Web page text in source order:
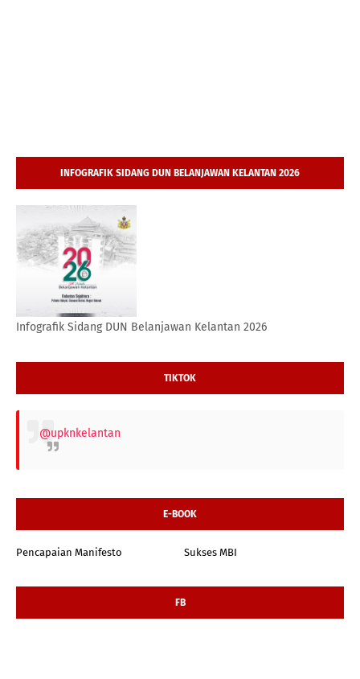
INFOGRAFIK SIDANG DUN BELANJAWAN KELANTAN 2026
Infografik Sidang DUN Belanjawan Kelantan 2026
TIKTOK
@upknkelantan
E-BOOK
Pencapaian Manifesto Sukses MBI
FB